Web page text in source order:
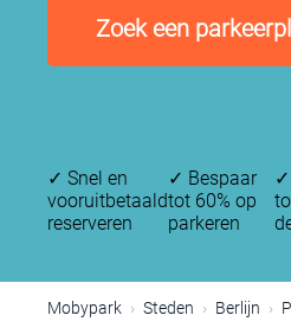
Zoek een
✓ Snel en
vooruitbetaald
reserveren
✓ Bespaar
tot 60% op
parkeren
✓
Mobypark Steden Berlijn